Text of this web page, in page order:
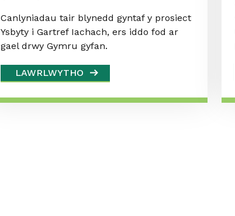
Canlyniadau tair blynedd gyntaf y prosiect
Ysbyty i Gartref Iachach, ers iddo fod ar
gael drwy Gymru gyfan.
LAWRLWYTHO